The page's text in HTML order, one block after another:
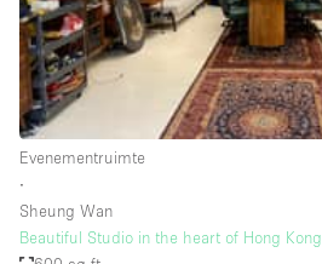
Vergaderruimte
Vrachtwagen
Winkel delen
Winkelruimte in winkelcentrum
Evenementruimte
∙
Sheung Wan
Beautiful Studio in the heart of Hong Kong